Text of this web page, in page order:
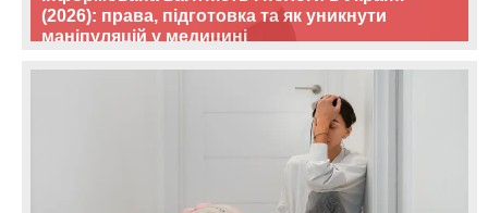
(2026): права, підготовка та як уникнути
маніпуляцій у медицині